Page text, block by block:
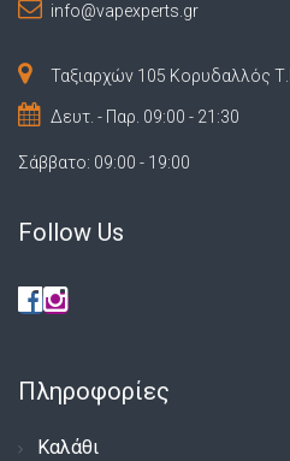
info@vapexperts.gr
Ταξιαρχών 105 Κορυδαλλός
Δευτ. - Παρ. 09:00 - 21:30
Σάββατο: 09:00 - 19:00
Follow Us
Πληροφορίες
Καλάθι